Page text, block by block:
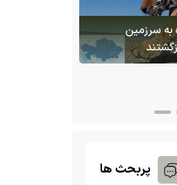
هولناک از یک سگ با فَک
پربحث ها